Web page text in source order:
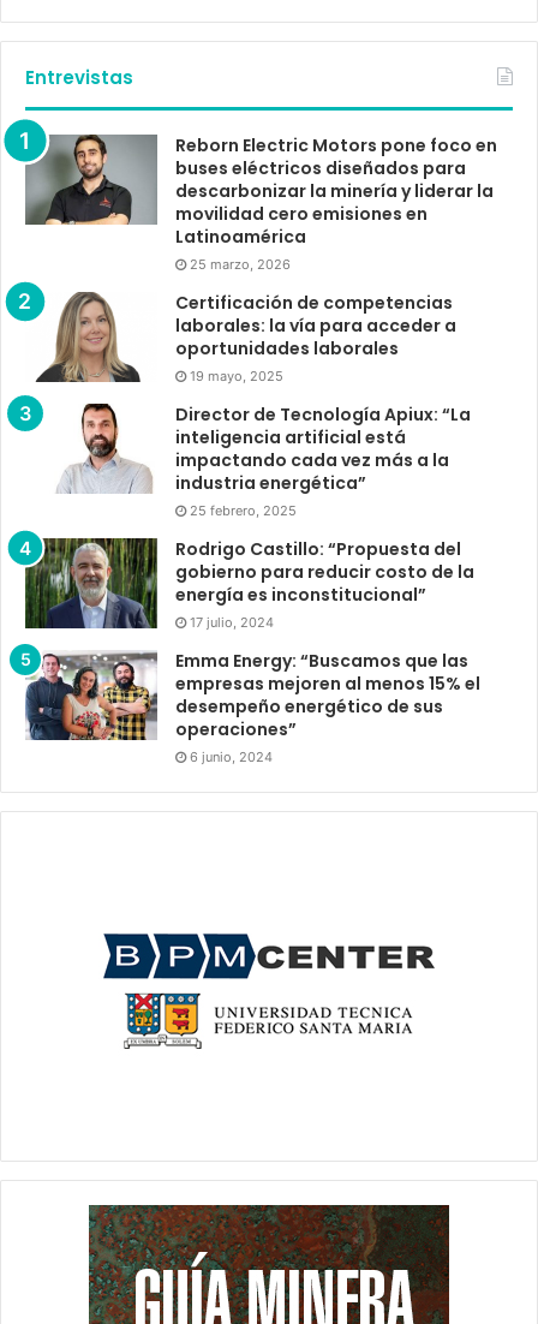
Entrevistas
Reborn Electric Motors pone foco en
buses eléctricos diseñados para
descarbonizar la minería y liderar la
movilidad cero emisiones en
Latinoamérica
25 marzo, 2026
Certificación de competencias
laborales: la vía para acceder a
oportunidades laborales
19 mayo, 2025
Director de Tecnología Apiux: “La
inteligencia artificial está
impactando cada vez más a la
industria energética”
25 febrero, 2025
Rodrigo Castillo: “Propuesta del
gobierno para reducir costo de la
energía es inconstitucional”
17 julio, 2024
Emma Energy: “Buscamos que las
empresas mejoren al menos 15% el
desempeño energético de sus
operaciones”
6 junio, 2024